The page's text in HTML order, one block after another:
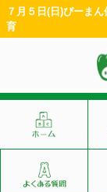
７月５日(日)ぴーま
育